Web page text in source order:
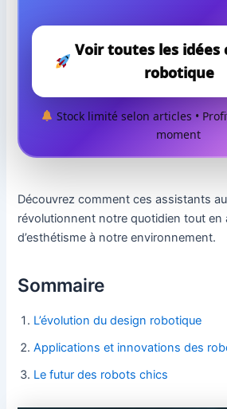
Voir toutes les idées
robotique
Stock limité selon articles •
moment
Découvrez comment ces assistants
révolutionnent notre quotidien tout en
d’esthétisme à notre environnement.
Sommaire
L’évolution du design robotique
Applications et innovations des
Le futur des robots chics